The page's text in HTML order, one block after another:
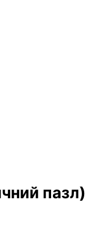
пазл)